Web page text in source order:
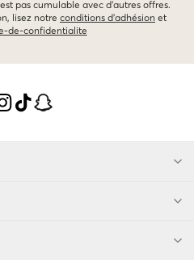
pas cumulable avec d'autres offres.
lisez notre conditions d'adhésion et
de-confidentialite